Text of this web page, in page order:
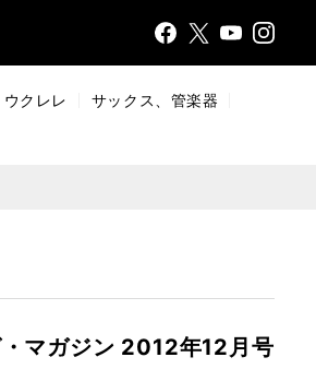
FaceX
YouTInsta
ウクレレ
サックス、管楽器
マガジン 2012年12月号